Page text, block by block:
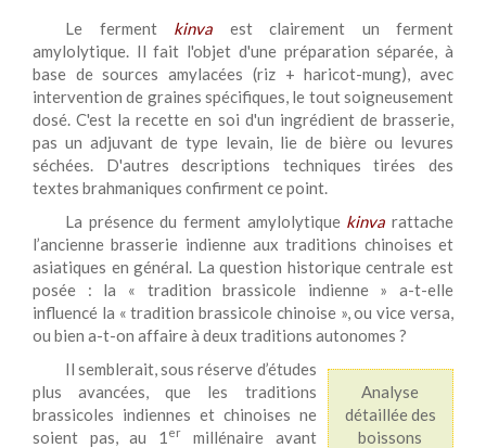
Le ferment kinva est clairement un ferment
amylolytique. Il fait l'objet d'une préparation séparée, à
base de sources amylacées (riz + haricot-mung), avec
intervention de graines spécifiques, le tout soigneusement
dosé. C'est la recette en soi d'un ingrédient de brasserie,
pas un adjuvant de type levain, lie de bière ou levures
séchées. D'autres descriptions techniques tirées des
textes brahmaniques confirment ce point.
La présence du ferment amylolytique kinva rattache
l’ancienne brasserie indienne aux traditions chinoises et
asiatiques en général. La question historique centrale est
posée : la « tradition brassicole indienne » a-t-elle
influencé la « tradition brassicole chinoise », ou vice versa,
ou bien a-t-on affaire à deux traditions autonomes ?
Analyse
détaillée des
boissons
Il semblerait, sous réserve d’études
plus avancées, que les traditions
brassicoles indiennes et chinoises ne
soient pas, au 1 er
millénaire avant